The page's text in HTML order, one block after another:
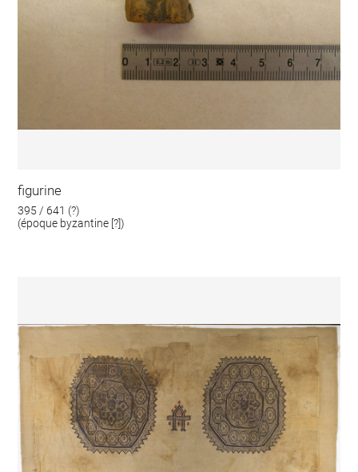
figurine
395 / 641 (?)
(époque byzantine [?])